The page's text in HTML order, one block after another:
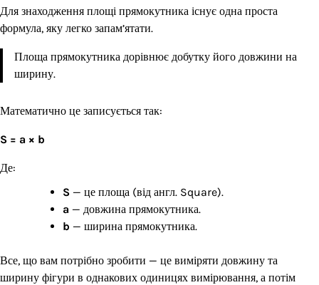
Для знаходження площі прямокутника існує одна проста
формула, яку легко запам’ятати.
Площа прямокутника дорівнює добутку його довжини на
ширину.
Математично це записується так:
S = a × b
Де:
S — це площа (від англ. Square).
a — довжина прямокутника.
b — ширина прямокутника.
Все, що вам потрібно зробити — це виміряти довжину та
ширину фігури в однакових одиницях вимірювання, а потім